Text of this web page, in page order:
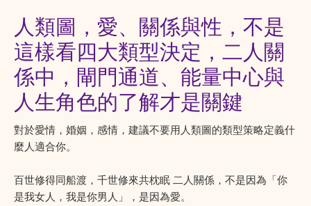
人類圖，愛、關係與性，不是
這樣看四大類型決定，二人關
係中，閘門通道、能量中心與
人生角色的了解才是關鍵
對於愛情，婚姻，感情，建議不要用人類圖的類型策略定義什
麼人適合你。
百世修得同船渡，千世修來共枕眠 二人關係，不是因為「你
是我女人，我是你男人」，是因為愛。